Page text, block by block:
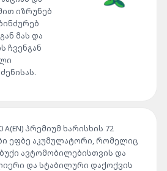
იზრუნებ
მას და
ჩვენგან
A(EN) პრემიუმ ხარისხის 72
ეფბე აკუმულატორი, რომელიც
ავტომობილებისთვის და
და სტაბილური დაქოქვის